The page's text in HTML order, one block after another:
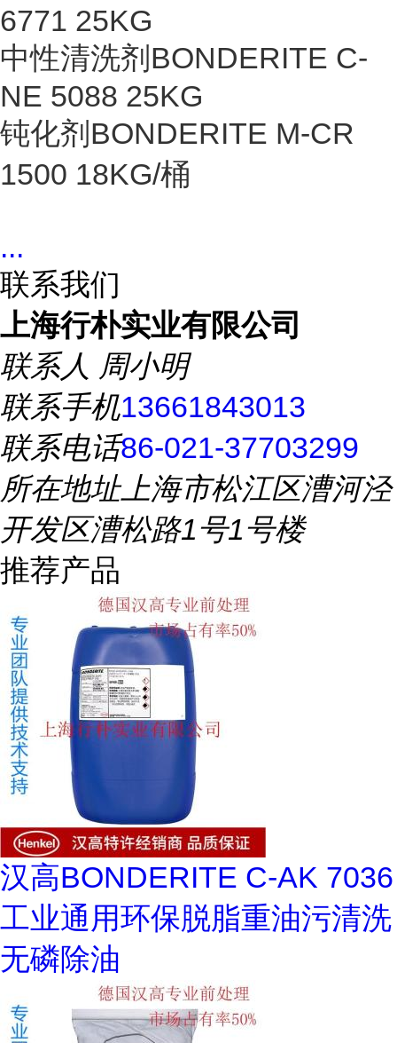
6771 25KG
中性清洗剂BONDERITE C-
NE 5088 25KG
钝化剂BONDERITE M-CR
1500 18KG/桶
...
联系我们
上海行朴实业有限公司
联系人 周小明
联系手机13661843013
联系电话86-021-37703299
所在地址上海市松江区漕河泾
开发区漕松路1号1号楼
推荐产品
汉高BONDERITE C-AK 7036
工业通用环保脱脂重油污清洗
无磷除油